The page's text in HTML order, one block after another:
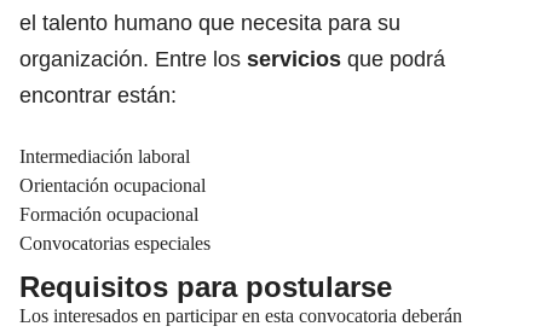
el talento humano que necesita para su
organización. Entre los servicios que podrá
encontrar están:
Intermediación laboral
Orientación ocupacional
Formación ocupacional
Convocatorias especiales
Requisitos para postularse
Los interesados en participar en esta convocatoria deberán